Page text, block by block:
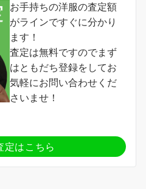
お手持ちの洋服の査定額
がラインですぐに分かり
ます！
査定は無料ですのでまず
はともだち登録をしてお
気軽にお問い合わせくだ
さいませ！
定はこちら